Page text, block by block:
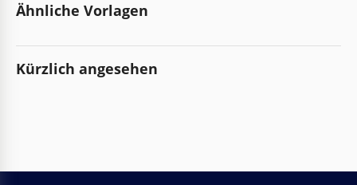
Ähnliche Vorlagen
Kürzlich angesehen